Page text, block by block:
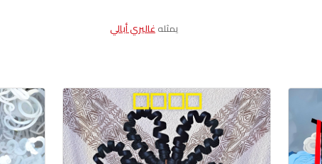
يمثلهغاليري أبالي